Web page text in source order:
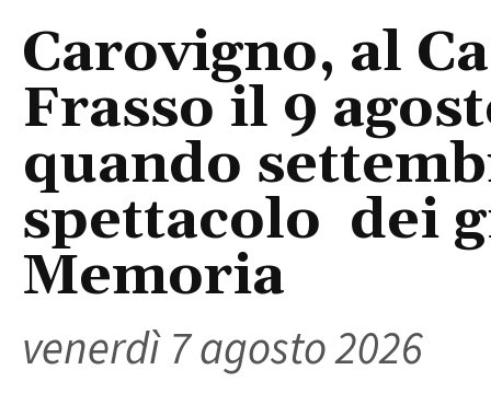
Carovigno, al
Frasso il 9
quando
spettacolo dei
Memoria
venerdì 7 agosto 2026